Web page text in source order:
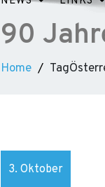
90
Home
3. Oktober